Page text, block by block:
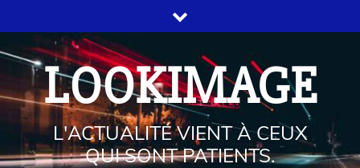
LOOKIMAGE
L'ACTUALITÉ VIENT À CEUX
QUI SONT PATIENTS.